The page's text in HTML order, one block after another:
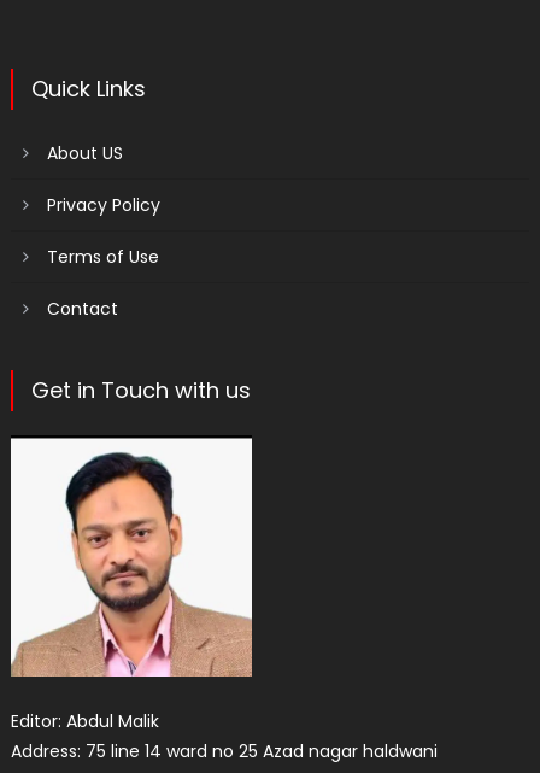
Quick Links
About US
Privacy Policy
Terms of Use
Contact
Get in Touch with us
Editor: Abdul Malik
Address: 75 line 14 ward no 25 Azad nagar haldwani